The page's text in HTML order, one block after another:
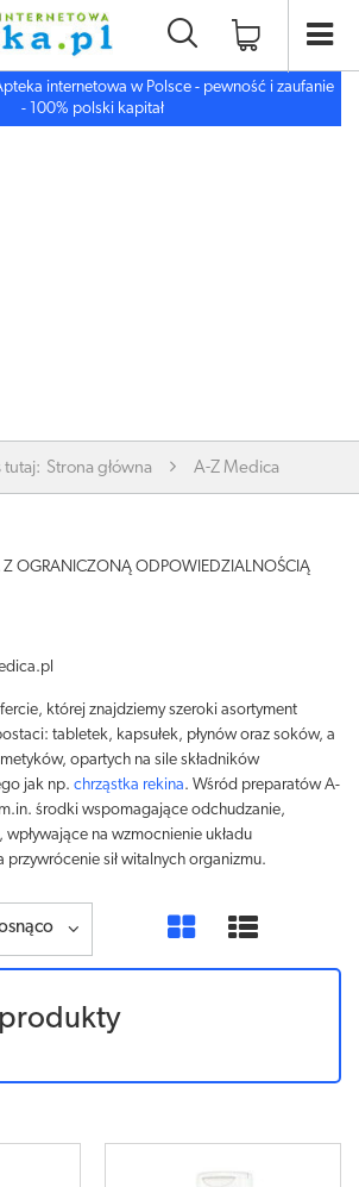
internetowa w Polsce - pewność i zaufanie
- 100% polski kapitał
tutaj: Strona główna A-Z Medica
OGRANICZONĄ ODPOWIEDZIALNOŚCIĄ
której znajdziemy szeroki asortyment
tabletek, kapsułek, płynów oraz soków, a
opartych na sile składników
jak np. chrząstka rekina. Wśród preparatów A-
środki wspomagające odchudzanie,
na wzmocnienie układu
sił witalnych organizmu.